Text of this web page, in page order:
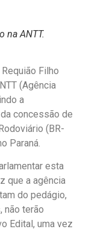
na ANTT.
Filho
(Agência
a
concessão de
(BR-
Paraná.
esta
que a agência
do pedágio,
não terão
Edital, uma vez